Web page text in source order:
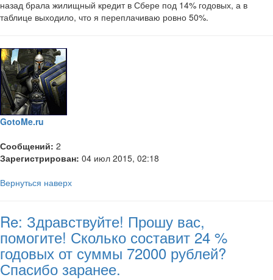
назад брала жилищный кредит в Сбере под 14% годовых, а в
таблице выходило, что я переплачиваю ровно 50%.
GotoMe.ru
Сообщений: 2
Зарегистрирован: 04 июл 2015, 02:18
Вернуться наверх
Re: Здравствуйте! Прошу вас,
помогите! Сколько составит 24 %
годовых от суммы 72000 рублей?
Спасибо заранее.